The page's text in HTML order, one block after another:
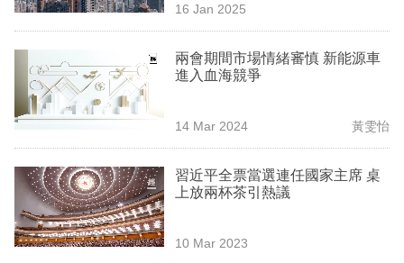
生
時
事
欄
訂
閱
16 Jan 2025
兩會期間市場情緒審慎 新能源車
進入血海競爭
14 Mar 2024 黃雯怡
習近平全票當選連任國家主席 桌
上放兩杯茶引熱議
10 Mar 2023